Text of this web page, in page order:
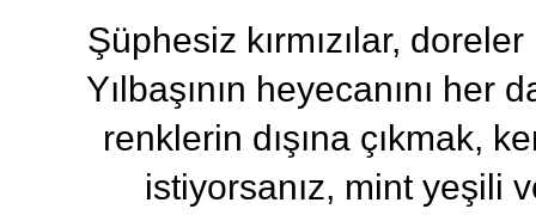
Şüphesiz kırmızılar,
Yılbaşının heyecanını her
renklerin dışına çıkmak,
istiyorsanız, mint yeşili